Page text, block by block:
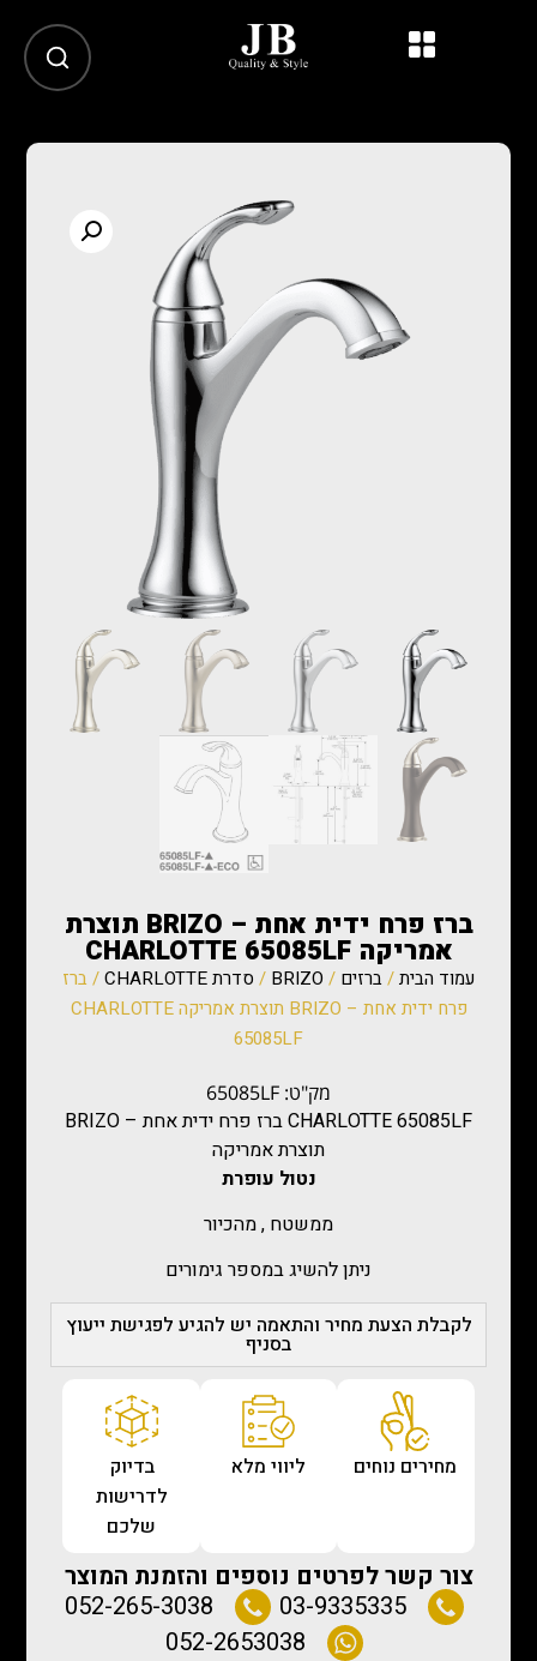
ברז פרח ידית אחת – BRIZO תוצרת
אמריקה CHARLOTTE 65085LF
עמוד הבית/ברזים /
BRIZO
/ סדרת CHARLOTTE
/ ברז
פרח ידית אחת – BRIZO תוצרת אמריקה CHARLOTTE
65085LF
מק"ט: 65085LF
CHARLOTTE 65085LF ברז פרח ידית אחת – BRIZO
תוצרת אמריקה
נטול עופרת
ממשטח , מהכיור
ניתן להשיג במספר גימורים
לקבלת הצעת מחיר והתאמה יש להגיע לפגישת ייעוץ
בסניף
מחירים נוחים ליווי מלא
בדיוק
לדרישות
שלכם
צור קשר לפרטים נוספים והזמנת המוצר
03-9335335
052-265-3038
052-2653038